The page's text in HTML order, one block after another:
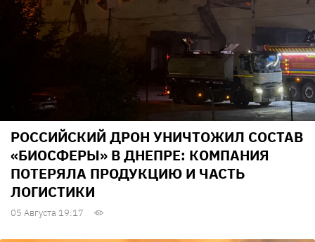
РОССИЙСКИЙ ДРОН УНИЧТОЖИЛ СОСТАВ
«БИОСФЕРЫ» В ДНЕПРЕ: КОМПАНИЯ
ПОТЕРЯЛА ПРОДУКЦИЮ И ЧАСТЬ
ЛОГИСТИКИ
05 Августа 19:17